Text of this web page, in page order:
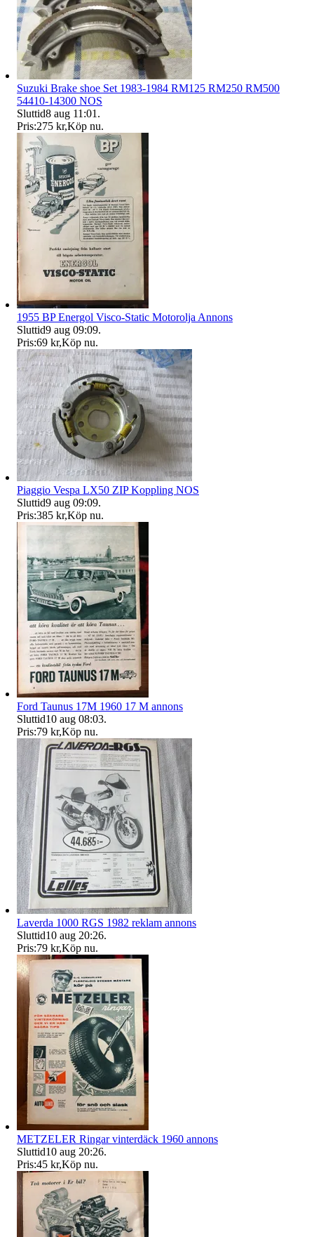
Suzuki Brake shoe Set 1983-1984 RM125 RM250 RM500
54410-14300 NOS
Sluttid8 aug 11:01 .
Pris:275 kr,Köp nu.
1955 BP Energol Visco-Static Motorolja Annons
Sluttid9 aug 09:09.
Pris:69 kr,Köp nu.
Piaggio Vespa LX50 ZIP Koppling NOS
Sluttid9 aug 09:09.
Pris:385 kr,Köp nu.
Ford Taunus 17M 1960 17 M annons
Sluttid10 aug 08:03.
Pris:79 kr,Köp nu.
Laverda 1000 RGS 1982 reklam annons
Sluttid10 aug 20:26.
Pris:79 kr,Köp nu.
METZELER Ringar vinterdäck 1960 annons
Sluttid10 aug 20:26.
Pris:45 kr,Köp nu.